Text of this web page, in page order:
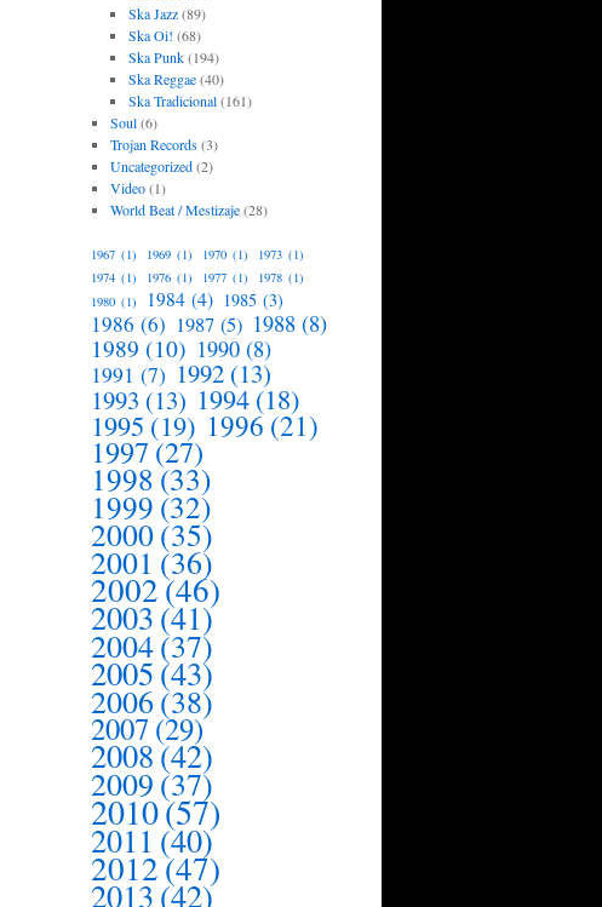
Ska Jazz(89)
Ska Oi! (68)
Ska Punk(194)
Ska Reggae(40)
Ska Tradicional(161)
Soul(6)
Trojan Records(3)
Uncategorized(2)
Video(1)
World Beat / Mestizaje(28)
1967 (1) 1969 (1) 1970 (1) 1973 (1)
1974 (1) 1976 (1) 1977 (1) 1978 (1)
1980 (1) 1984 (4) 1985 (3)
1986 (6) 1987 (5) 1988 (8)
1989 (10) 1990 (8)
1991 (7) 1992 (13)
1993 (13) 1994 (18)
1995 (19) 1996 (21)
1997(27)
1998(33)
1999 (32)
2000(35)
2001 (36)
2002(46)
2003 (41)
2004(37)
2005(43)
2006(38)
2007 (29)
2008(42)
2009 (37)
2010(57)
2011 (40)
2012(47)
2013 (42)